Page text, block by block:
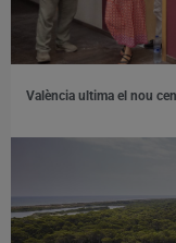
València ultima el nou